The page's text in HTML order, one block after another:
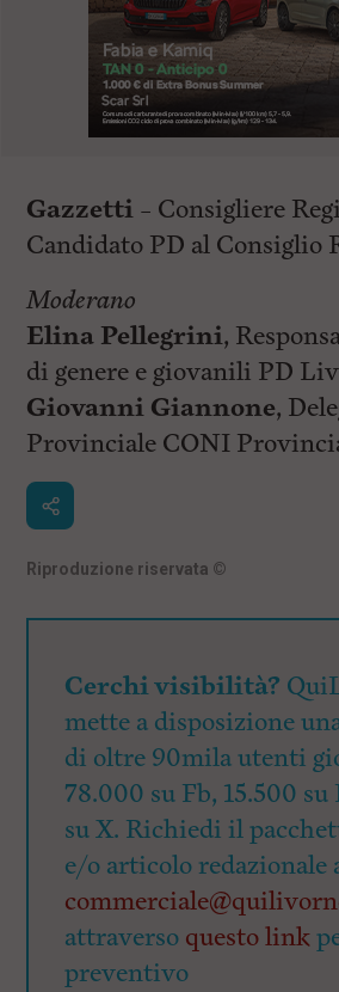
Gazzetti – Consigliere
Candidato PD al Consiglio
Moderano
Elina Pellegrini,
di genere e giovanili PD
Giovanni Giannone,
Provinciale CONI
Riproduzione riservata ©
Cerchi visibilità?
mette a disposizione
di oltre 90mila utenti
78.000 su Fb, 15.500 su
su X. Richiedi il
e/o articolo redazionale
attraverso questo link
preventivo